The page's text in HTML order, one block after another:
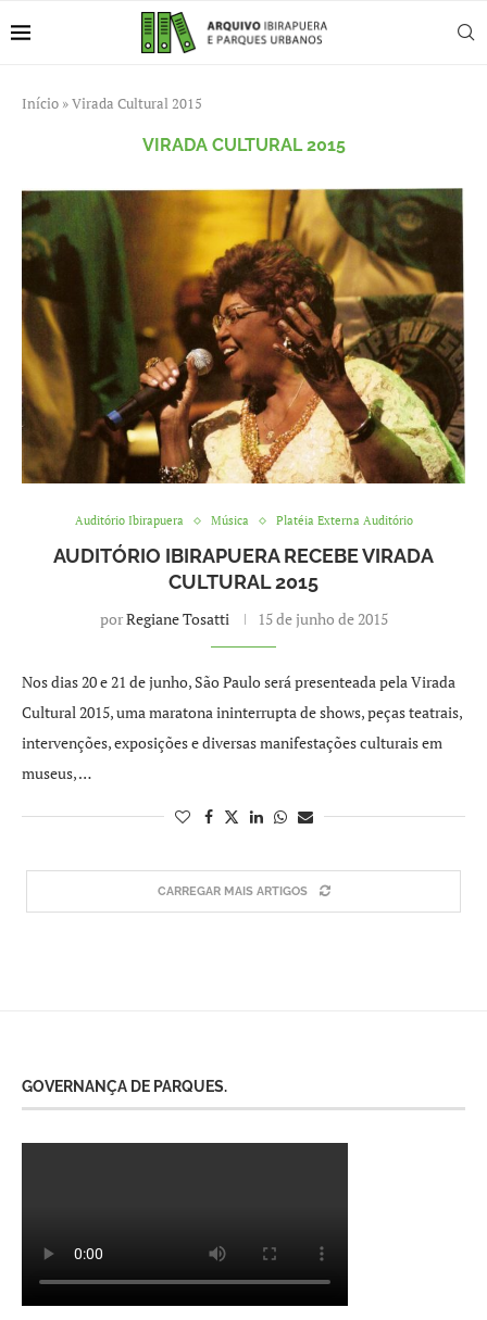
Início »Virada Cultural 2015
VIRADA CULTURAL 2015
Auditório Ibirapuera Música Platéia Externa Auditório
AUDITÓRIO IBIRAPUERA RECEBE VIRADA
CULTURAL 2015
porRegiane Tosatti 15 de junho de 2015
Nos dias 20 e 21 de junho, São Paulo será presenteada pela Virada
Cultural 2015, uma maratona ininterrupta de shows, peças teatrais,
intervenções, exposições e diversas manifestações culturais em
museus, …
CARREGAR MAIS ARTIGOS
GOVERNANÇA DE PARQUES.